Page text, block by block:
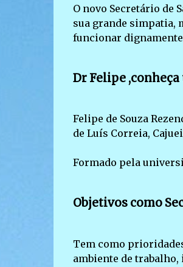
O novo Secretário de
sua grande simpatia,
funcionar
Dr Felipe
Felipe de Souza
de Luís Correia,
Formado pela
Objetivos como
Tem como
ambiente de